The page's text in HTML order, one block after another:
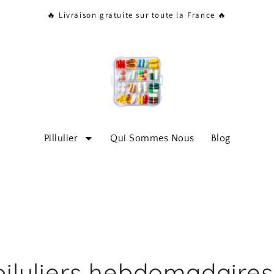
🔥 Livraison gratuite sur toute la France 🔥
Pillulier Qui Sommes Nous Blog